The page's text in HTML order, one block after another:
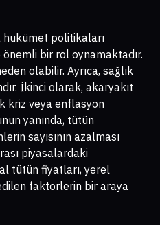
hükümet politikaları
bir rol oynamaktadır.
olabilir. Ayrıca, sağlık
İkinci olarak, akaryakıt
kriz veya enflasyon
yanında, tütün
sayısının azalması
piyasalardaki
tütün fiyatları, yerel
faktörlerin bir araya